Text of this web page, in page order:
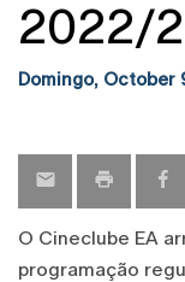
2022/
Domingo, October
O Cineclube EA
programação